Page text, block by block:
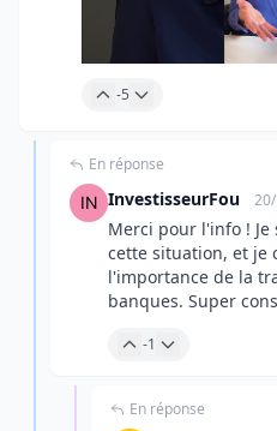
-5
En réponse
InvestisseurFou
Merci pour l'info !
cette situation, et je
l'importance de la
banques. Super
-1
En réponse